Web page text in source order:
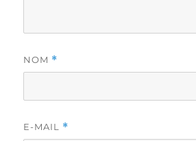
NOM *
E-MAIL *